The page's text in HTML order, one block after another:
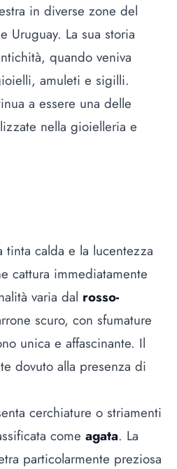
in diverse zone del
Uruguay. La sua storia
quando veniva
amuleti e sigilli.
a essere una delle
nella gioielleria e
tinta calda e la lucentezza
cattura immediatamente
varia dal rosso-
scuro, con sfumature
unica e affascinante. Il
dovuto alla presenza di
cerchiature o striamenti
come agata. La
particolarmente preziosa